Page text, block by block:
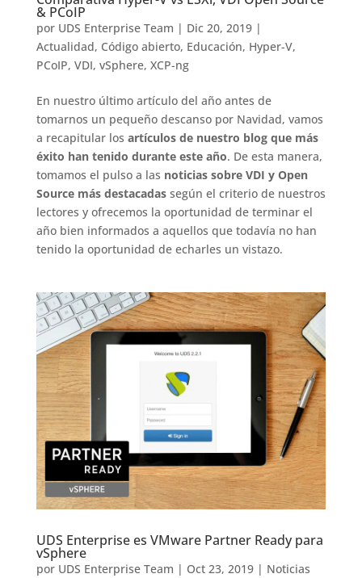
& PCoIP
por UDS Enterprise Team | Dic 20, 2019|
Actualidad, Código abierto, Educación, Hyper-V,
PCoIP, VDI, vSphere, XCP-ng
En nuestro último artículo del año antes de
tomarnos un pequeño descanso por Navidad, vamos
a recapitular los artículos de nuestro blog que más
éxito han tenido durante este año. De esta manera,
tomamos el pulso a las noticias sobre VDI y Open
Source más destacadassegún el criterio de nuestros
lectores y ofrecemos la oportunidad de terminar el
año bien informados a aquellos que todavía no han
tenido la oportunidad de echarles un vistazo.
UDS Enterprise es VMware Partner Ready para
vSphere
por UDS Enterprise Team | Oct 23, 2019| Noticias